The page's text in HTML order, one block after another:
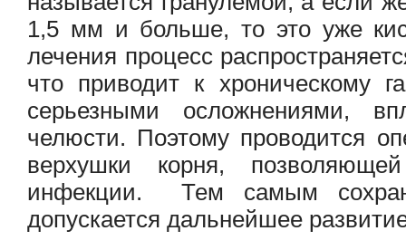
1,5 мм и больше, то это уже
лечения процесс
что приводит к хроническому
серьезными осложнениями,
челюсти. Поэтому проводится
верхушки корня,
инфекции. Тем самым
допускается дальнейшее